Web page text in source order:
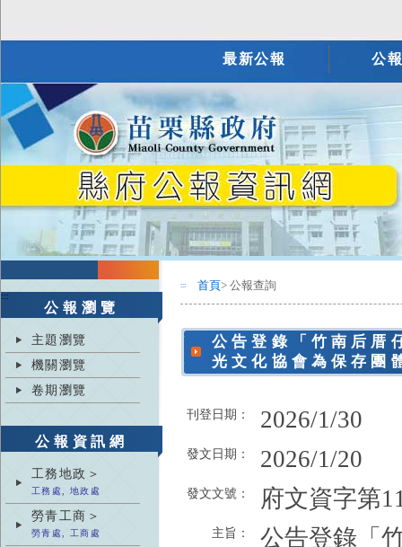
最新公報 公
:::
公報瀏覽
主題瀏覽
機關瀏覽
卷期瀏覽
公報資訊網
工務地政＞
工務處, 地政處
勞青工商＞
勞青處, 工商處
::: 首頁> 公報查詢
公告登錄「竹南后厝
光文化協會為保存團
刊登日期： 2026/1/30
發文日期： 2026/1/20
發文文號： 府文資字第
主旨：
公告登錄「